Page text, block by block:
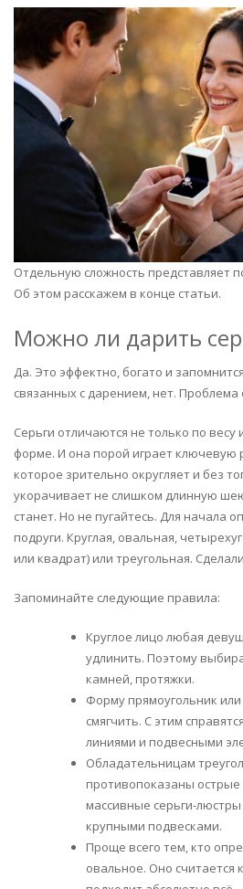
Отдельную сложность представляет
Об этом расскажем в конце статьи.
Можно ли дарить
Да. Это эффектно, богато и
связанных с дарением, нет.
Серьги отличаются не только по весу
форме. И она порой играет ключевую
которое зрительно округляет и без
укорачивает не слишком длинную
станет. Но не пугайтесь. Для начала
подруги. Круглая, овальная,
или квадрат) или треугольная.
Запоминайте следующие правила:
Круглое лицо любая
удлинить. Поэтому
камней, протяжки.
Форму прямоугольник
смягчить. С этим
линиями и подвесными
Обладательницам
противопоказаны острые
массивные серьги-
крупными подвесками.
Проще всего тем, кто
овальное. Оно считается